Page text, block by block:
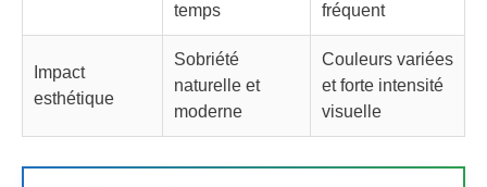
temps
fréquent
Impact
esthétique
Sobriété
naturelle et
moderne
Couleurs variées
et forte intensité
visuelle